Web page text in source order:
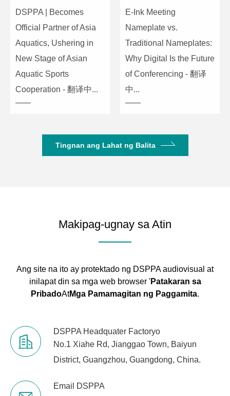
DSPPA | Becomes
Official Partner of Asia
Aquatics, Ushering in
New Stage of Asian
Aquatic Sports
Cooperation - 翻译中...
E-Ink Meeting
Nameplate vs.
Traditional Nameplates:
Why Digital Is the Future
of Conferencing - 翻译
中...
Tingnan ang Lahat ng Balita
Makipag-ugnay sa Atin
Ang site na ito ay protektado ng DSPPA audiovisual at
inilapat din sa mga web browser 'Patakaran sa
PribadoAtMga Pamamagitan ng Paggamita.
DSPPA Headquater Factoryo
No.1 Xiahe Rd, Jianggao Town, Baiyun
District, Guangzhou, Guangdong, China.
Email DSPPA